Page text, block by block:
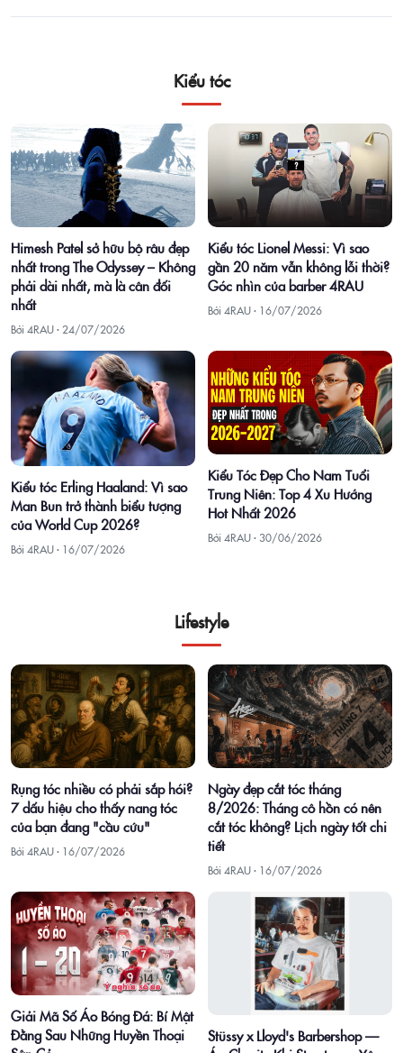
Kiểu tóc
Himesh Patel sở hữu bộ râu đẹp
nhất trong The Odyssey – Không
phải dài nhất, mà là cân đối
nhất
Bởi 4RAU · 24/07/2026
Kiểu tóc Lionel Messi: Vì sao
gần 20 năm vẫn không lỗi thời?
Góc nhìn của barber 4RAU
Bởi 4RAU · 16/07/2026
Kiểu tóc Erling Haaland: Vì sao
Man Bun trở thành biểu tượng
của World Cup 2026?
Bởi 4RAU · 16/07/2026
Kiểu Tóc Đẹp Cho Nam Tuổi
Trung Niên: Top 4 Xu Hướng
Hot Nhất 2026
Bởi 4RAU · 30/06/2026
Lifestyle
Rụng tóc nhiều có phải sắp hói?
7 dấu hiệu cho thấy nang tóc
của bạn đang "cầu cứu"
Bởi 4RAU · 16/07/2026
Ngày đẹp cắt tóc tháng
8/2026: Tháng cô hồn có nên
cắt tóc không? Lịch ngày tốt chi
tiết
Bởi 4RAU · 16/07/2026
Giải Mã Số Áo Bóng Đá: Bí Mật
Đằng Sau Những Huyền Thoại
Stüssy x Lloyd's Barbershop —